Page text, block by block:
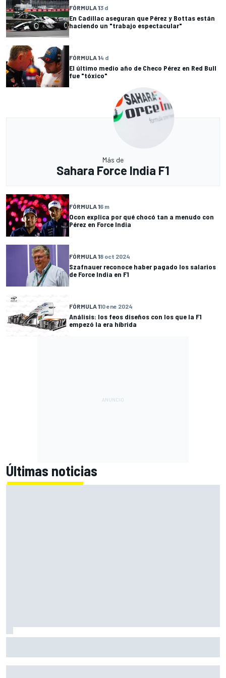
FÓRMULA 13 d
En Cadillac aseguran que Pérez y Bottas están
haciendo un "trabajo espectacular"
FÓRMULA 14 d
El último medio año de Checo Pérez en Red Bull
fue "tóxico"
Más de
Sahara Force India F1
FÓRMULA 16 m
Ocon explica por qué chocó tan a menudo con
Pérez en Force India
FÓRMULA 18 oct 2024
Szafnauer reconoce haber pagado los salarios
de Force India en F1
FÓRMULA 110 ene 2024
Análisis: los feos diseños con los que la F1
empezó la era híbrida
Últimas noticias